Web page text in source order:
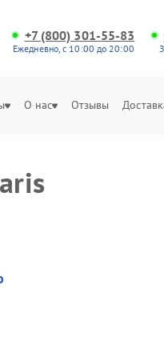
+7 (800) 301-55-83
Ежедневно, с 10:00 до 20:00
О нас Отзывы